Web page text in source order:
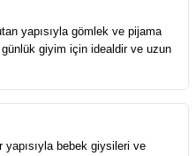
yapısıyla gömlek ve pijama
giyim için idealdir ve uzun
bebek giysileri ve